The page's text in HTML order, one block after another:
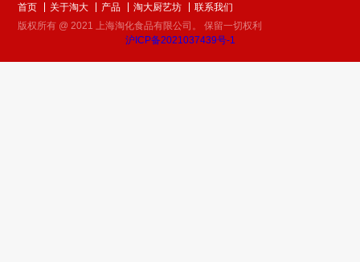
首页 关于淘大 产品 淘大厨艺坊
联系我们
版权所有 @ 2021 上海淘化食品有限公司。 保留一切权利
沪ICP备2021037439号-1